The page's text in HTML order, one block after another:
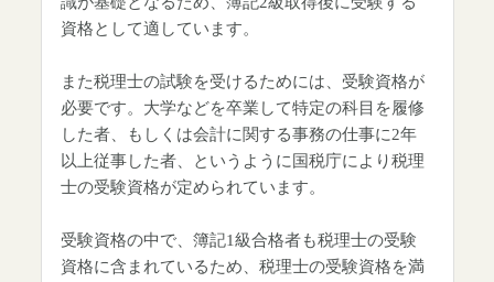
資格として適しています。
また税理士の試験を受けるためには、受験資格が
必要です。大学などを卒業して特定の科目を履修
した者、もしくは会計に関する事務の仕事に2年
以上従事した者、というように国税庁により税理
士の受験資格が定められています。
受験資格の中で、簿記1級合格者も税理士の受験
資格に含まれているため、税理士の受験資格を満